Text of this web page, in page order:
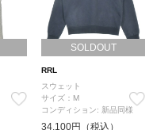
SOLDOUT
RRL
スウェット
サイズ：M
コンディション: 新品同様
34,100円（税込）